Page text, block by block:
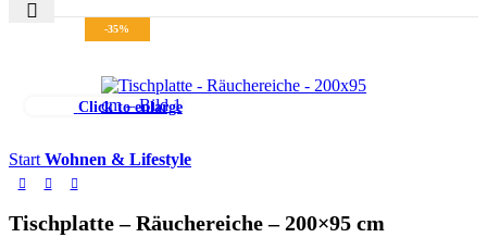
-35%
Click to enlarge
Start Wohnen & Lifestyle
Tischplatte – Räuchereiche – 200×95 cm